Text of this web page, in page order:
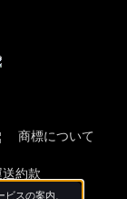
商標について
送約款
スの案内、